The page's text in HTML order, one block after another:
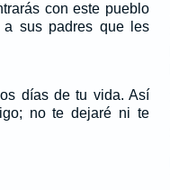
con este pueblo
sus padres que les
días de tu vida. Así
no te dejaré ni te